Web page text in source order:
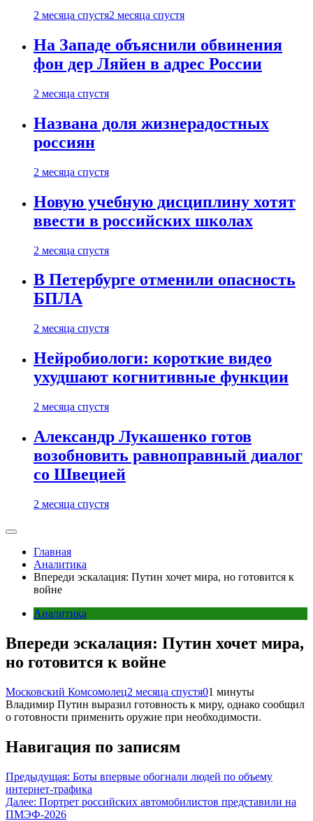
2 месяца спустя2 месяца спустя
На Западе объяснили обвинения
фон дер Ляйен в адрес России
2 месяца спустя
Названа доля жизнерадостных
россиян
2 месяца спустя
Новую учебную дисциплину хотят
ввести в российских школах
2 месяца спустя
В Петербурге отменили опасность
БПЛА
2 месяца спустя
Нейробиологи: короткие видео
ухудшают когнитивные функции
2 месяца спустя
Александр Лукашенко готов
возобновить равноправный диалог
со Швецией
2 месяца спустя
Главная
Аналитика
Впереди эскалация: Путин хочет мира, но готовится к
войне
Аналитика
Впереди эскалация: Путин хочет мира,
но готовится к войне
Московский Комсомолец2 месяца спустя01 минуты
Владимир Путин выразил готовность к миру, однако сообщил
о готовности применить оружие при необходимости.
Навигация по записям
Предыдущая: Боты впервые обогнали людей по объему
интернет-трафика
Далее: Портрет российских автомобилистов представили на
ПМЭФ-2026